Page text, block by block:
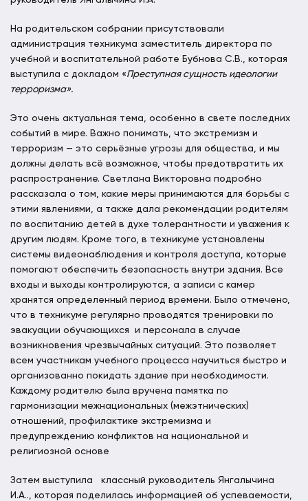
На родительском собрании присутствовали
администрация техникума заместитель директора по
учебной и воспитательной работе Бубнова С.В., которая
выступила с докладом «Преступная сущность идеологии
терроризма».
Это очень актуальная тема, особенно в свете последних
событий в мире. Важно понимать, что экстремизм и
терроризм — это серьёзные угрозы для общества, и мы
должны делать всё возможное, чтобы предотвратить их
распространение. Светлана Викторовна подробно
рассказала о том, какие меры принимаются для борьбы с
этими явлениями, а также дала рекомендации родителям
по воспитанию детей в духе толерантности и уважения к
другим людям. Кроме того, в техникуме установлены
системы видеонаблюдения и контроля доступа, которые
помогают обеспечить безопасность внутри здания. Все
входы и выходы контролируются, а записи с камер
хранятся определенный период времени. Было отмечено,
что в техникуме регулярно проводятся тренировки по
эвакуации обучающихся и персонала в случае
возникновения чрезвычайных ситуаций. Это позволяет
всем участникам учебного процесса научиться быстро и
организованно покидать здание при необходимости.
Каждому родителю была вручена памятка по
гармонизации межнациональных (межэтнических)
отношений, профилактике экстремизма и
предупреждению конфликтов на национальной и
религиозной основе
Затем выступила классный руководитель Янгалычина
И.А.., которая поделилась информацией об успеваемости,